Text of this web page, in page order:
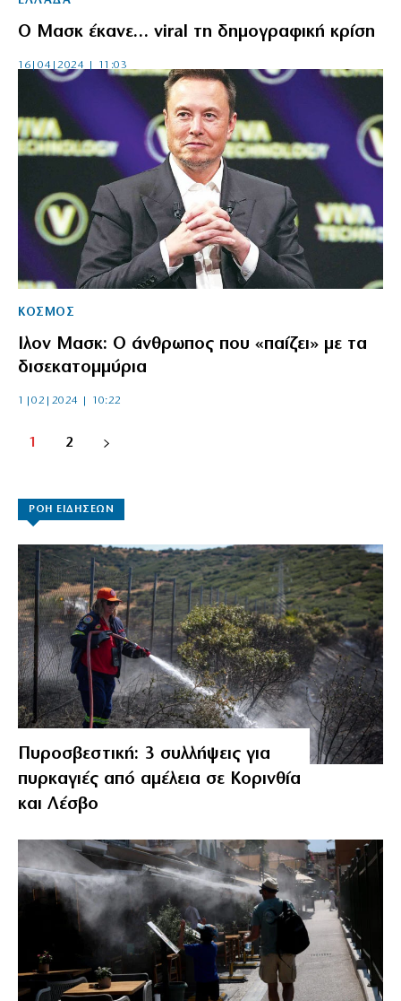
Ο Μασκ έκανε… viral τη δημογραφική κρίση
16|04|2024 | 11:03
ΚΟΣΜΟΣ
Ιλον Μασκ: Ο άνθρωπος που «παίζει» με τα
δισεκατομμύρια
1|02|2024 | 10:22
1 2
ΡΟΗ ΕΙΔΗΣΕΩΝ
Πυροσβεστική: 3 συλλήψεις για
πυρκαγιές από αμέλεια σε Κορινθία
και Λέσβο